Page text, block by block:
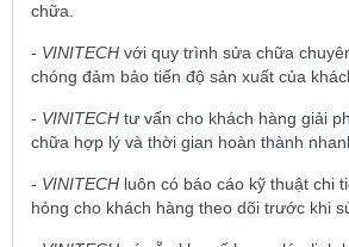
chữa.
- VINITECH với quy trình sửa chữa
chóng đảm bảo tiến độ sản xuất của
- VINITECH tư vấn cho khách hàng giải
chữa hợp lý và thời gian hoàn thành
- VINITECH luôn có báo cáo kỹ thuật chi
hỏng cho khách hàng theo dõi trước khi